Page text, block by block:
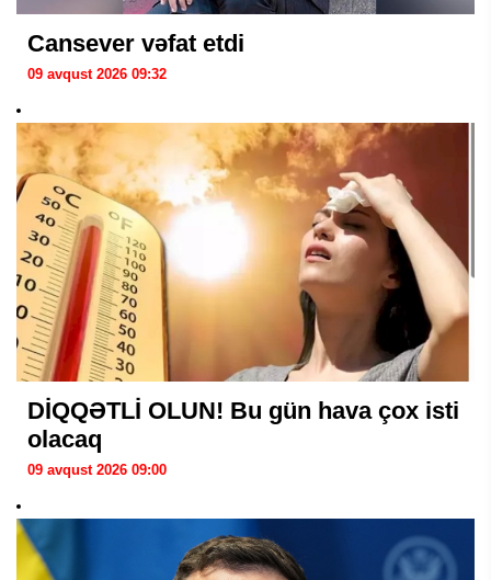
Cansever vəfat etdi
09 avqust 2026 09:32
DİQQƏTLİ OLUN! Bu gün hava çox isti
olacaq
09 avqust 2026 09:00